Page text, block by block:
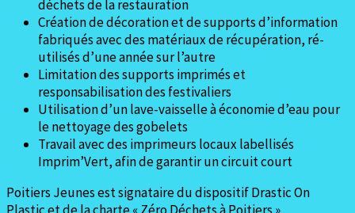
déchets de la restauration
Création de décoration et de supports d’information
fabriqués avec des matériaux de récupération, ré-
utilisés d’une année sur l’autre
Limitation des supports imprimés et
responsabilisation des festivaliers
Utilisation d’un lave-vaisselle à économie d’eau pour
le nettoyage des gobelets
Travail avec des imprimeurs locaux labellisés
Imprim’Vert, afin de garantir un circuit court
Poitiers Jeunes est signataire du dispositif Drastic On